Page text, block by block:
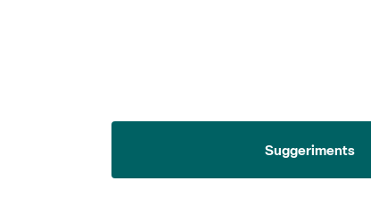
Suggeriments